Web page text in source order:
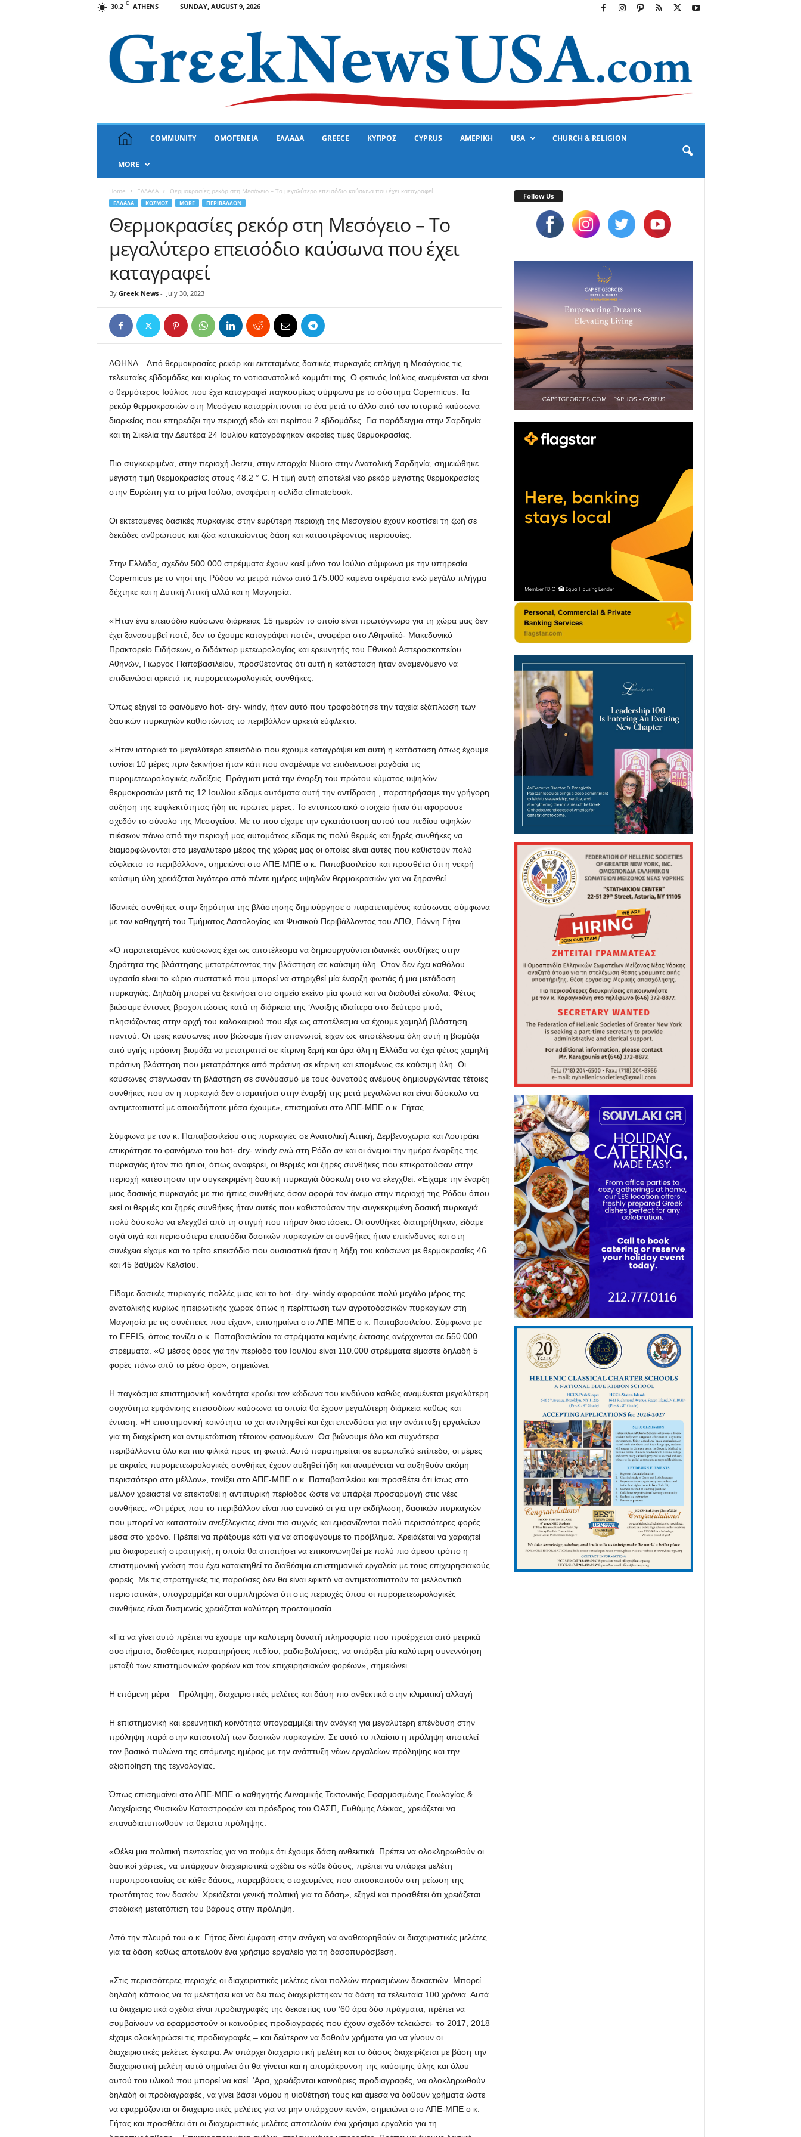
30.2 C ATHENS SUNDAY, AUGUST 9, 2026
k
COMMUNITY ΟΜΟΓΕΝΕΙΑ ΕΛΛΑΔΑ GREECE ΚΥΠΡΟΣ CYPRUS ΑΜΕΡΙΚΗ USA CHURCH & RELIGION
MORE
Home ΕΛΛΑΔΑ Θερμοκρασίες ρεκόρ στη Μεσόγειο – Το μεγαλύτερο επεισόδιο καύσωνα που έχει καταγραφεί
ΕΛΛΑΔΑ ΚΟΣΜΟΣ MORE ΠΕΡΙΒΑΛΛΟΝ
Θερμοκρασίες ρεκόρ στη Μεσόγειο – Το
μεγαλύτερο επεισόδιο καύσωνα που έχει
καταγραφεί
By Greek News- July 30, 2023
ΑΘΗΝΑ – Από θερμοκρασίες ρεκόρ και εκτεταμένες δασικές πυρκαγιές επλήγη η Μεσόγειος τις
τελευταίες εβδομάδες και κυρίως το νοτιοανατολικό κομμάτι της. Ο φετινός Ιούλιος αναμένεται να είναι
ο θερμότερος Ιούλιος που έχει καταγραφεί παγκοσμίως σύμφωνα με το σύστημα Copernicus. Τα
ρεκόρ θερμοκρασιών στη Μεσόγειο καταρρίπτονται το ένα μετά το άλλο από τον ιστορικό καύσωνα
διαρκείας που επηρεάζει την περιοχή εδώ και περίπου 2 εβδομάδες. Για παράδειγμα στην Σαρδηνία
και τη Σικελία την Δευτέρα 24 Ιουλίου καταγράφηκαν ακραίες τιμές θερμοκρασίας.
Πιο συγκεκριμένα, στην περιοχή Jerzu, στην επαρχία Nuoro στην Ανατολική Σαρδηνία, σημειώθηκε
μέγιστη τιμή θερμοκρασίας στους 48.2 ° C. Η τιμή αυτή αποτελεί νέο ρεκόρ μέγιστης θερμοκρασίας
στην Ευρώπη για το μήνα Ιούλιο, αναφέρει η σελίδα climatebook.
Οι εκτεταμένες δασικές πυρκαγιές στην ευρύτερη περιοχή της Μεσογείου έχουν κοστίσει τη ζωή σε
δεκάδες ανθρώπους και ζώα κατακαίοντας δάση και καταστρέφοντας περιουσίες.
Στην Ελλάδα, σχεδόν 500.000 στρέμματα έχουν καεί μόνο τον Ιούλιο σύμφωνα με την υπηρεσία
Copernicus με το νησί της Ρόδου να μετρά πάνω από 175.000 καμένα στρέματα ενώ μεγάλο πλήγμα
δέχτηκε και η Δυτική Αττική αλλά και η Μαγνησία.
«Ήταν ένα επεισόδιο καύσωνα διάρκειας 15 ημερών το οποίο είναι πρωτόγνωρο για τη χώρα μας δεν
έχει ξανασυμβεί ποτέ, δεν το έχουμε καταγράψει ποτέ», αναφέρει στο Αθηναϊκό- Μακεδονικό
Πρακτορείο Ειδήσεων, ο διδάκτωρ μετεωρολογίας και ερευνητής του Εθνικού Αστεροσκοπείου
Αθηνών, Γιώργος Παπαβασιλείου, προσθέτοντας ότι αυτή η κατάσταση ήταν αναμενόμενο να
επιδεινώσει αρκετά τις πυρομετεωρολογικές συνθήκες.
Όπως εξηγεί το φαινόμενο hot- dry- windy, ήταν αυτό που τροφοδότησε την ταχεία εξάπλωση των
δασικών πυρκαγιών καθιστώντας το περιβάλλον αρκετά εύφλεκτο.
«Ήταν ιστορικά το μεγαλύτερο επεισόδιο που έχουμε καταγράψει και αυτή η κατάσταση όπως έχουμε
τονίσει 10 μέρες πριν ξεκινήσει ήταν κάτι που αναμέναμε να επιδεινώσει ραγδαία τις
πυρομετεωρολογικές ενδείξεις. Πράγματι μετά την έναρξη του πρώτου κύματος υψηλών
θερμοκρασιών μετά τις 12 Ιουλίου είδαμε αυτόματα αυτή την αντίδραση , παρατηρήσαμε την γρήγορη
αύξηση της ευφλεκτότητας ήδη τις πρώτες μέρες. Το εντυπωσιακό στοιχείο ήταν ότι αφορούσε
σχεδόν το σύνολο της Μεσογείου. Με το που είχαμε την εγκατάσταση αυτού του πεδίου υψηλών
πιέσεων πάνω από την περιοχή μας αυτομάτως είδαμε τις πολύ θερμές και ξηρές συνθήκες να
διαμορφώνονται στο μεγαλύτερο μέρος της χώρας μας οι οποίες είναι αυτές που καθιστούν πολύ
εύφλεκτο το περιβάλλον», σημειώνει στο ΑΠΕ-ΜΠΕ ο κ. Παπαβασιλείου και προσθέτει ότι η νεκρή
καύσιμη ύλη χρειάζεται λιγότερο από πέντε ημέρες υψηλών θερμοκρασιών για να ξηρανθεί.
Ιδανικές συνθήκες στην ξηρότητα της βλάστησης δημιούργησε ο παρατεταμένος καύσωνας σύμφωνα
με τον καθηγητή του Τμήματος Δασολογίας και Φυσικού Περιβάλλοντος του ΑΠΘ, Γιάννη Γήτα.
«Ο παρατεταμένος καύσωνας έχει ως αποτέλεσμα να δημιουργούνται ιδανικές συνθήκες στην
ξηρότητα της βλάστησης μετατρέποντας την βλάστηση σε καύσιμη ύλη. Όταν δεν έχει καθόλου
υγρασία είναι το κύριο συστατικό που μπορεί να στηριχθεί μία έναρξη φωτιάς ή μια μετάδοση
πυρκαγιάς. Δηλαδή μπορεί να ξεκινήσει στο σημείο εκείνο μία φωτιά και να διαδοθεί εύκολα. Φέτος
βιώσαμε έντονες βροχοπτώσεις κατά τη διάρκεια της ‘Ανοιξης ιδιαίτερα στο δεύτερο μισό,
πλησιάζοντας στην αρχή του καλοκαιριού που είχε ως αποτέλεσμα να έχουμε χαμηλή βλάστηση
παντού. Οι τρεις καύσωνες που βιώσαμε ήταν απανωτοί, είχαν ως αποτέλεσμα όλη αυτή η βιομάζα
από υγιής πράσινη βιομάζα να μετατραπεί σε κίτρινη ξερή και άρα όλη η Ελλάδα να έχει φέτος χαμηλή
πράσινη βλάστηση που μετατράπηκε από πράσινη σε κίτρινη και επομένως σε καύσιμη ύλη. Οι
καύσωνες στέγνωσαν τη βλάστηση σε συνδυασμό με τους δυνατούς ανέμους δημιουργώντας τέτοιες
συνθήκες που αν η πυρκαγιά δεν σταματήσει στην έναρξή της μετά μεγαλώνει και είναι δύσκολο να
αντιμετωπιστεί με οποιαδήποτε μέσα έχουμε», επισημαίνει στο ΑΠΕ-ΜΠΕ ο κ. Γήτας.
Σύμφωνα με τον κ. Παπαβασιλείου στις πυρκαγιές σε Ανατολική Αττική, Δερβενοχώρια και Λουτράκι
επικράτησε το φαινόμενο του hot- dry- windy ενώ στη Ρόδο αν και οι άνεμοι την ημέρα έναρξης της
πυρκαγιάς ήταν πιο ήπιοι, όπως αναφέρει, οι θερμές και ξηρές συνθήκες που επικρατούσαν στην
περιοχή κατέστησαν την συγκεκριμένη δασική πυρκαγιά δύσκολη στο να ελεγχθεί. «Είχαμε την έναρξη
μιας δασικής πυρκαγιάς με πιο ήπιες συνθήκες όσον αφορά τον άνεμο στην περιοχή της Ρόδου όπου
εκεί οι θερμές και ξηρές συνθήκες ήταν αυτές που καθιστούσαν την συγκεκριμένη δασική πυρκαγιά
πολύ δύσκολο να ελεγχθεί από τη στιγμή που πήραν διαστάσεις. Οι συνθήκες διατηρήθηκαν, είδαμε
σιγά σιγά και περισσότερα επεισόδια δασικών πυρκαγιών οι συνθήκες ήταν επικίνδυνες και στη
συνέχεια είχαμε και το τρίτο επεισόδιο που ουσιαστικά ήταν η λήξη του καύσωνα με θερμοκρασίες 46
και 45 βαθμών Κελσίου.
Είδαμε δασικές πυρκαγιές πολλές μιας και το hot- dry- windy αφορούσε πολύ μεγάλο μέρος της
ανατολικής κυρίως ηπειρωτικής χώρας όπως η περίπτωση των αγροτοδασικών πυρκαγιών στη
Μαγνησία με τις συνέπειες που είχαν», επισημαίνει στο ΑΠΕ-ΜΠΕ ο κ. Παπαβασιλείου. Σύμφωνα με
το EFFIS, όπως τονίζει ο κ. Παπαβασιλείου τα στρέμματα καμένης έκτασης ανέρχονται σε 550.000
στρέμματα. «Ο μέσος όρος για την περίοδο του Ιουλίου είναι 110.000 στρέμματα είμαστε δηλαδή 5
φορές πάνω από το μέσο όρο», σημειώνει.
Η παγκόσμια επιστημονική κοινότητα κρούει τον κώδωνα του κινδύνου καθώς αναμένεται μεγαλύτερη
συχνότητα εμφάνισης επεισοδίων καύσωνα τα οποία θα έχουν μεγαλύτερη διάρκεια καθώς και
ένταση. «Η επιστημονική κοινότητα το χει αντιληφθεί και έχει επενδύσει για την ανάπτυξη εργαλείων
για τη διαχείριση και αντιμετώπιση τέτοιων φαινομένων. Θα βιώνουμε όλο και συχνότερα
περιβάλλοντα όλο και πιο φιλικά προς τη φωτιά. Αυτό παρατηρείται σε ευρωπαϊκό επίπεδο, οι μέρες
με ακραίες πυρομετεωρολογικές συνθήκες έχουν αυξηθεί ήδη και αναμένεται να αυξηθούν ακόμη
περισσότερο στο μέλλον», τονίζει στο ΑΠΕ-ΜΠΕ ο κ. Παπαβασιλείου και προσθέτει ότι ίσως στο
μέλλον χρειαστεί να επεκταθεί η αντιπυρική περίοδος ώστε να υπάρξει προσαρμογή στις νέες
συνθήκες. «Οι μέρες που το περιβάλλον είναι πιο ευνοϊκό οι για την εκδήλωση, δασικών πυρκαγιών
που μπορεί να καταστούν ανεξέλεγκτες είναι πιο συχνές και εμφανίζονται πολύ περισσότερες φορές
μέσα στο χρόνο. Πρέπει να πράξουμε κάτι για να αποφύγουμε το πρόβλημα. Χρειάζεται να χαραχτεί
μια διαφορετική στρατηγική, η οποία θα απαιτήσει να επικοινωνηθεί με πολύ πιο άμεσο τρόπο η
επιστημονική γνώση που έχει κατακτηθεί τα διαθέσιμα επιστημονικά εργαλεία με τους επιχειρησιακούς
φορείς. Με τις στρατηγικές τις παρούσες δεν θα είναι εφικτό να αντιμετωπιστούν τα μελλοντικά
περιστατικά», υπογραμμίζει και συμπληρώνει ότι στις περιοχές όπου οι πυρομετεωρολογικές
συνθήκες είναι δυσμενείς χρειάζεται καλύτερη προετοιμασία.
«Για να γίνει αυτό πρέπει να έχουμε την καλύτερη δυνατή πληροφορία που προέρχεται από μετρικά
συστήματα, διαθέσιμες παρατηρήσεις πεδίου, ραδιοβολήσεις, να υπάρξει μία καλύτερη συνεννόηση
μεταξύ των επιστημονικών φορέων και των επιχειρησιακών φορέων», σημειώνει
Η επόμενη μέρα – Πρόληψη, διαχειριστικές μελέτες και δάση πιο ανθεκτικά στην κλιματική αλλαγή
Η επιστημονική και ερευνητική κοινότητα υπογραμμίζει την ανάγκη για μεγαλύτερη επένδυση στην
πρόληψη παρά στην καταστολή των δασικών πυρκαγιών. Σε αυτό το πλαίσιο η πρόληψη αποτελεί
τον βασικό πυλώνα της επόμενης ημέρας με την ανάπτυξη νέων εργαλείων πρόληψης και την
αξιοποίηση της τεχνολογίας.
Όπως επισημαίνει στο ΑΠΕ-ΜΠΕ ο καθηγητής Δυναμικής Τεκτονικής Εφαρμοσμένης Γεωλογίας &
Διαχείρισης Φυσικών Καταστροφών και πρόεδρος του ΟΑΣΠ, Ευθύμης Λέκκας, χρειάζεται να
επαναδιατυπωθούν τα θέματα πρόληψης.
«Θέλει μια πολιτική πενταετίας για να πούμε ότι έχουμε δάση ανθεκτικά. Πρέπει να ολοκληρωθούν οι
δασικοί χάρτες, να υπάρχουν διαχειριστικά σχέδια σε κάθε δάσος, πρέπει να υπάρχει μελέτη
πυροπροστασίας σε κάθε δάσος, παρεμβάσεις στοχευμένες που αποσκοπούν στη μείωση της
τρωτότητας των δασών. Χρειάζεται γενική πολιτική για τα δάση», εξηγεί και προσθέτει ότι χρειάζεται
σταδιακή μετατόπιση του βάρους στην πρόληψη.
Από την πλευρά του ο κ. Γήτας δίνει έμφαση στην ανάγκη να αναθεωρηθούν οι διαχειριστικές μελέτες
για τα δάση καθώς αποτελούν ένα χρήσιμο εργαλείο για τη δασοπυρόσβεση.
«Στις περισσότερες περιοχές οι διαχειριστικές μελέτες είναι πολλών περασμένων δεκαετιών. Μπορεί
δηλαδή κάποιος να τα μελετήσει και να δει πώς διαχειρίστηκαν τα δάση τα τελευταία 100 χρόνια. Αυτά
τα διαχειριστικά σχέδια είναι προδιαγραφές της δεκαετίας του ’60 άρα δύο πράγματα, πρέπει να
συμβαίνουν να εφαρμοστούν οι καινούριες προδιαγραφές που έχουν σχεδόν τελειώσει- το 2017, 2018
είχαμε ολοκληρώσει τις προδιαγραφές – και δεύτερον να δοθούν χρήματα για να γίνουν οι
διαχειριστικές μελέτες έγκαιρα. Αν υπάρχει διαχειριστική μελέτη και το δάσος διαχειρίζεται με βάση την
διαχειριστική μελέτη αυτό σημαίνει ότι θα γίνεται και η απομάκρυνση της καύσιμης ύλης και όλου
αυτού του υλικού που μπορεί να καεί. ‘Αρα, χρειάζονται καινούριες προδιαγραφές, να ολοκληρωθούν
δηλαδή οι προδιαγραφές, να γίνει βάσει νόμου η υιοθέτησή τους και άμεσα να δοθούν χρήματα ώστε
να εφαρμόζονται οι διαχειριστικές μελέτες για να μην υπάρχουν κενά», σημειώνει στο ΑΠΕ-ΜΠΕ ο κ.
Γήτας και προσθέτει ότι οι διαχειριστικές μελέτες αποτελούν ένα χρήσιμο εργαλείο για τη
Follow Us